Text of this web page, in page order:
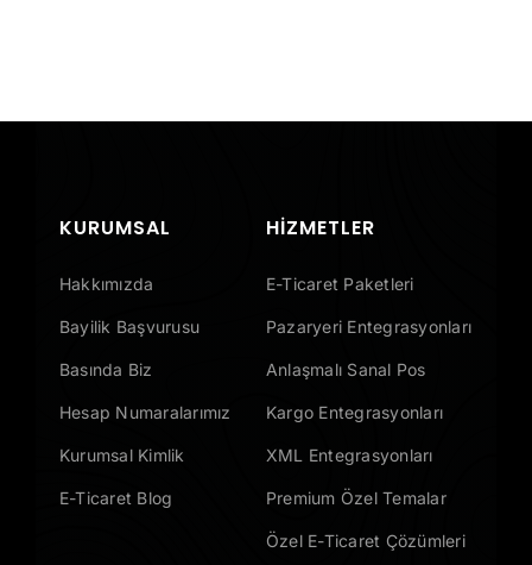
KURUMSAL
Hakkımızda
Bayilik Başvurusu
Basında Biz
Hesap Numaralarımız
Kurumsal Kimlik
E-Ticaret Blog
HIZMETLER
E-Ticaret Paketleri
Pazaryeri Entegrasyonları
Anlaşmalı Sanal Pos
Kargo Entegrasyonları
XML Entegrasyonları
Premium Özel Temalar
Özel E-Ticaret Çözümleri